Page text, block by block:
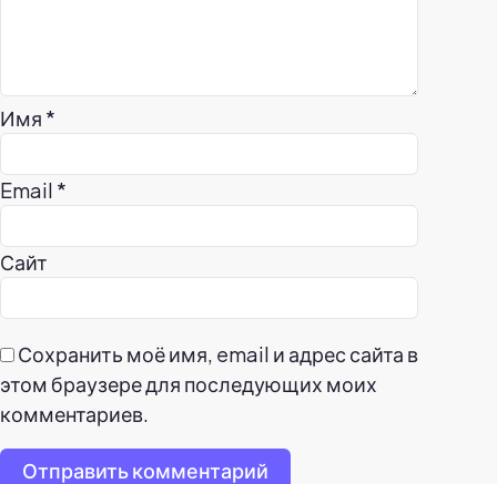
Имя *
Email *
Сайт
Сохранить моё имя, email и адрес сайта в
этом браузере для последующих моих
комментариев.
Отправить комментарий